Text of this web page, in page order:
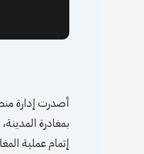
أصدرت إدارة
بمغادرة
إتمام عملية